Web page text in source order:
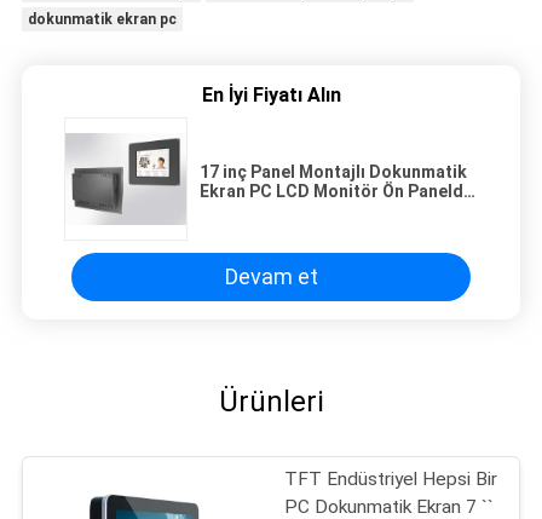
dokunmatik ekran pc
En İyi Fiyatı Alın
17 inç Panel Montajlı Dokunmatik
Ekran PC LCD Monitör Ön Panelde
Devam et
Ürünleri
TFT Endüstriyel Hepsi Bir
PC Dokunmatik Ekran 7 ``